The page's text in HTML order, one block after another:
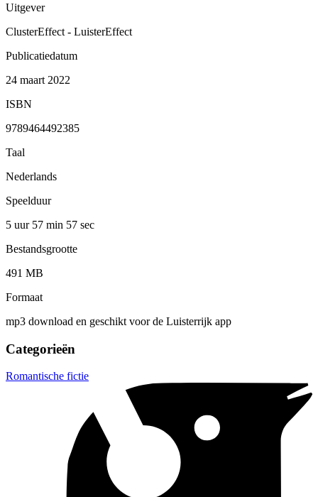
Uitgever
ClusterEffect - LuisterEffect
Publicatiedatum
24 maart 2022
ISBN
9789464492385
Taal
Nederlands
Speelduur
5 uur 57 min 57 sec
Bestandsgrootte
491 MB
Formaat
mp3 download en geschikt voor de Luisterrijk app
Categorieën
Romantische fictie